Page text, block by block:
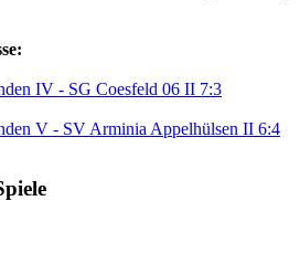
IV - SG Coesfeld 06 II 7:3
V - SV Arminia Appelhülsen II 6:4